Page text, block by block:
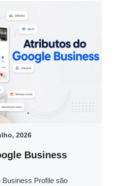
2026
Business
Profile são